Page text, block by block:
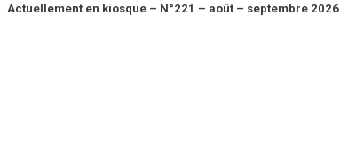
Actuellement en kiosque – N°221 – août – septembre 2026